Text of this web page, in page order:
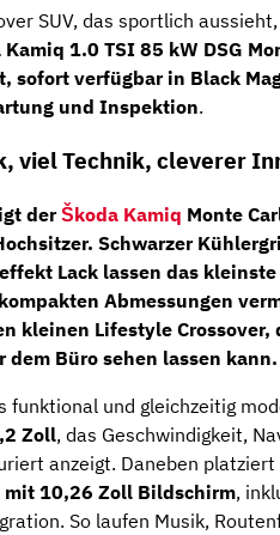
SUV, das sportlich
Kamiq 1.0 TSI 85 kW DSG
sofort verfügbar in Black
und Inspektion.
viel Technik, cleverer
derŠkoda Kamiq Monte
Schwarzer
Lack lassen das
Abmessungen
kleinen Lifestyle Crossover,
dem Büro sehen lassen kann.
funktional und gleichzeitig
Zoll, das Geschwindigkeit,
anzeigt. Daneben platziert
10,26 Zoll Bildschirm,
So laufen Musik,